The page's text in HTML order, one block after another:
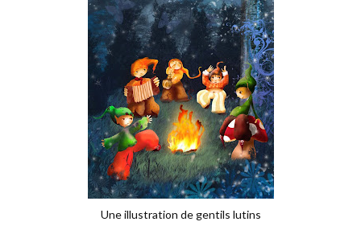
Une illustration de gentils lutins